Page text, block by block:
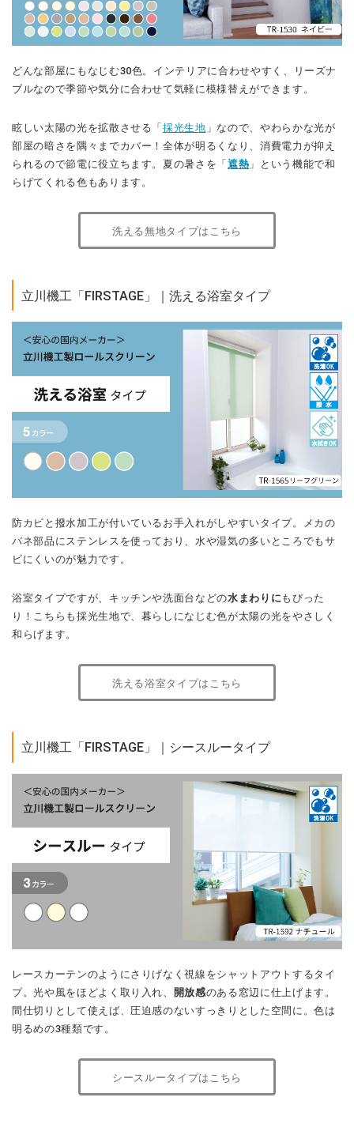
どんな部屋にもなじむ30色。インテリアに合わせやすく、リーズナ
ブルなので季節や気分に合わせて気軽に模様替えができます。
眩しい太陽の光を拡散させる「採光生地 」なので、やわらかな光が
部屋の暗さを隅々までカバー！全体が明るくなり、消費電力が抑え
られるので節電に役立ちます。夏の暑さを「 遮熱 」という機能で和
らげてくれる色もあります。
洗える無地タイプはこちら
立川機工「FIRSTAGE」｜洗える浴室タイプ
防カビと撥水加工が付いているお手入れがしやすいタイプ。メカの
バネ部品にステンレスを使っており、水や湿気の多いところでもサ
ビにくいのが魅力です。
浴室タイプですが、キッチンや洗面台などの水まわりに もぴった
り！こちらも採光生地で、暮らしになじむ色が太陽の光をやさしく
和らげます。
洗える浴室タイプはこちら
立川機工「FIRSTAGE」｜シースルータイプ
レースカーテンのようにさりげなく視線をシャットアウトするタイ
プ。光や風をほどよく取り入れ、
開放感のある窓辺に仕上げます。
間仕切りとして使えば、圧迫感のないすっきりとした空間に。色は
明るめの3種類です。
シースルータイプはこちら